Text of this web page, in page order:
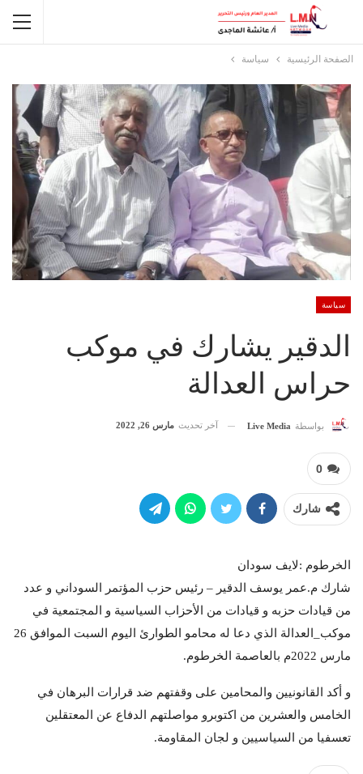
الصفحة الرئيسية سياسة
سياسة
الدقير يشارك في موكب
حراس العدالة
بواسطة Live Media آخر تحديث مارس 26, 2022
0
شارك
الخرطوم :لايف سودان
شارك م.عمر يوسف الدقير – رئيس حزب المؤتمر السوداني و عدد
من قيادات حزبه و قيادات من الأحزاب السياسية و المجتمعية في
موكب_العدالة الذي دعا له محامو الطوارئ اليوم السبت الموافق 26
مارس 2022م بالعاصمة الخرطوم.
و أكد القانونيين والمحامين على وقفتهم ضد قرارات البرهان في
الخامس والعشرين من اكتوبرو مواصلتهم الدفاع عن المعتقلين
تعسفيا من السياسيين و لجان المقاومة.